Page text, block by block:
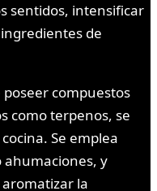
sentidos, intensificar
de
poseer compuestos
como terpenos, se
Se emplea
y
la